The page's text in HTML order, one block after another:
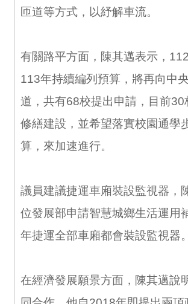
匝道等方式，以紓解車流。
有關路平方面，陳其邁表示，
113年持續編列預算，將再向中
道，共有68校提出申請，目前
修繕建設，並希望落實校園通學
算，來加速進行。
議員建議捷運車廂裝設監視器，
位發展部申請智慧城鄉生活運用
年捷運全部車廂都會裝設監視器。
在經濟發展願景方面，陳其邁說